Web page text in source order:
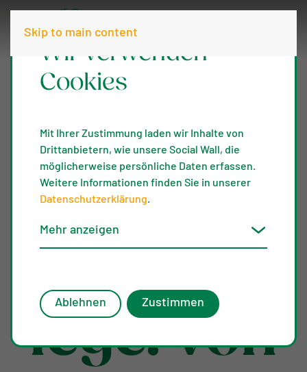
Skip to main content
Heckenpf
lege: von
Wir verwenden
Cookies
Mit Ihrer Zustimmung laden wir Inhalte von
Drittanbietern, wie unsere Social Wall, die
möglicherweise persönliche Daten erfassen.
Weitere Informationen finden Sie in unserer
Datenschutzerklärung.
Mehr anzeigen
Ablehnen Zustimmen